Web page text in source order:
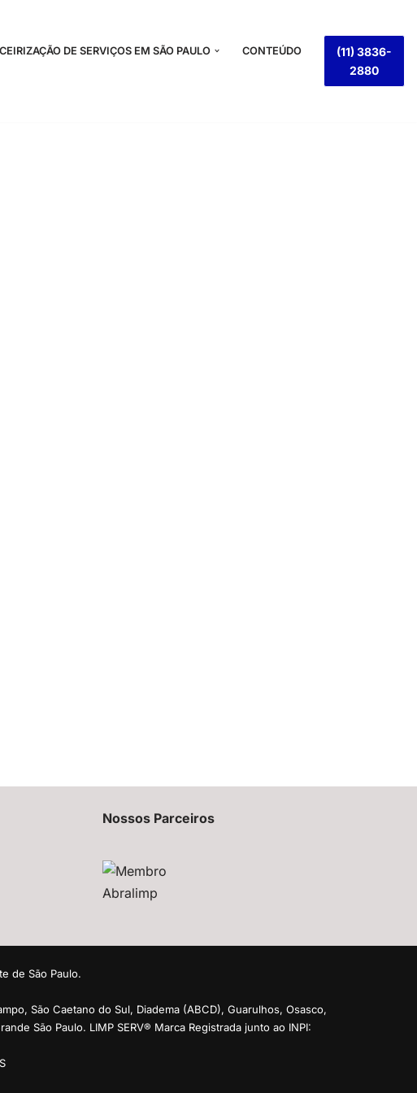
DE SERVIÇOS EM SÃO PAULO
CONTEÚDO
(11) 3836-
2880
Nossos Parceiros
de São Paulo.
São Caetano do Sul, Diadema (ABCD), Guarulhos, Osasco,
São Paulo. LIMP SERV® Marca Registrada junto ao INPI: